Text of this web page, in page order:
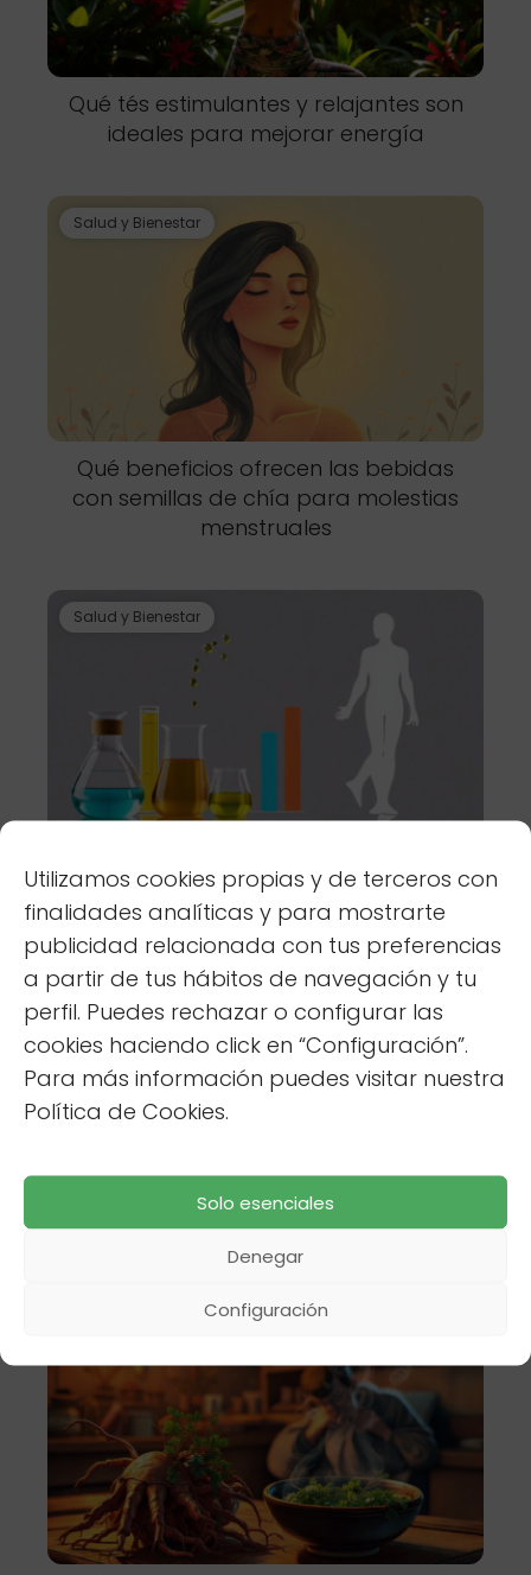
Utilizamos cookies propias y de terceros con
finalidades analíticas y para mostrarte
publicidad relacionada con tus preferencias
a partir de tus hábitos de navegación y tu
perfil. Puedes rechazar o configurar las
cookies haciendo click en “Configuración”.
Para más información puedes visitar nuestra
Política de Cookies.
Solo esenciales
Denegar
Configuración
Qué tés estimulantes y relajantes son
ideales para mejorar energía
Salud y Bienestar
Qué beneficios ofrecen las bebidas
con semillas de chía para molestias
menstruales
Salud y Bienestar
sintéticos y naturales en salud
Salud y Bienestar
Cómo usar té de diente de león para
limpiar toxinas